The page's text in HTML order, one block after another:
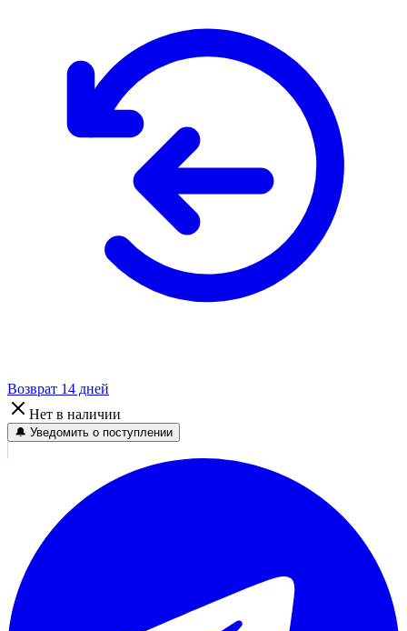
Возврат 14 дней
Нет в наличии
🔔 Уведомить о поступлении